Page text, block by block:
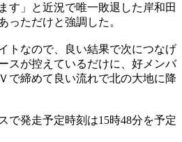
す」と近況で唯一敗退した岸和田
っただけと強調した。
トなので、良い結果で次につなげ
スが控えているだけに、好メンバ
で締めて良い流れで北の大地に降
で発走予定時刻は15時48分を予定